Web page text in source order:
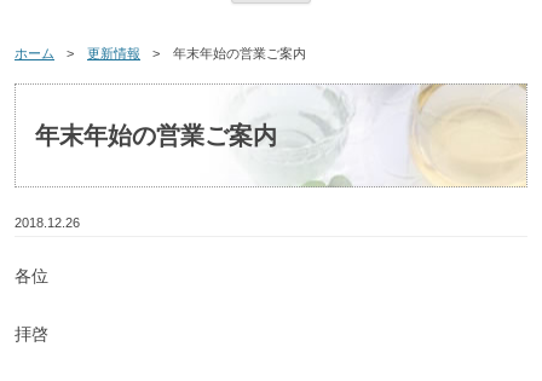
ホーム > 更新情報 > 年末年始の営業ご案内
年末年始の営業ご案内
2018.12.26
各位
拝啓